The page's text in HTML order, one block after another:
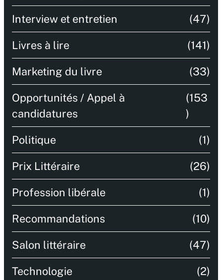
Interview et entretien (47)
Livres à lire (141)
Marketing du livre (33)
Opportunités / Appel à
candidatures
(153
)
Politique (1)
Prix Littéraire (26)
Profession libérale (1)
Recommandations (10)
Salon littéraire (47)
Technologie (2)